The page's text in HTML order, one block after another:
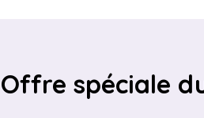
Offre spéciale